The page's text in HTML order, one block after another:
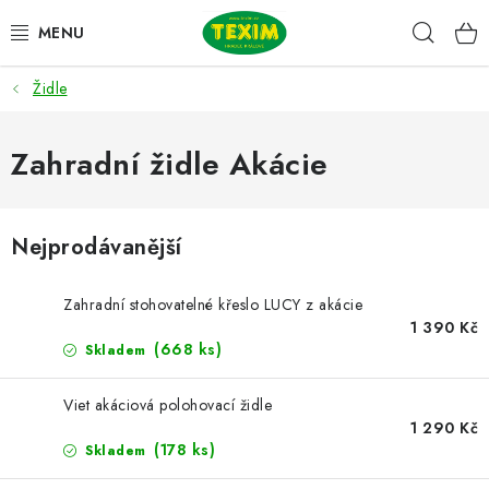
na
ZAHRADNÍ SESTAVY
ŽIDLE
LAVICE
POLSTRY
Židle
Zahradní židle Akácie
Nejprodávanější
Zahradní stohovatelné křeslo LUCY z akácie
Skladem (668 ks)
1 390 Kč
Viet akáciová polohovací židle
Skladem (178 ks)
1 290 Kč